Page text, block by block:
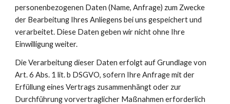
personenbezogenen Daten (Name, Anfrage) zum Zwecke
der Bearbeitung Ihres Anliegens bei uns gespeichert und
verarbeitet. Diese Daten geben wir nicht ohne Ihre
Einwilligung weiter.
Die Verarbeitung dieser Daten erfolgt auf Grundlage von
Art. 6 Abs. 1 lit. b DSGVO, sofern Ihre Anfrage mit der
Erfüllung eines Vertrags zusammenhängt oder zur
Durchführung vorvertraglicher Maßnahmen erforderlich